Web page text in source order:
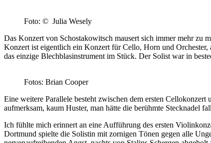
Foto: © Julia Wesely
Das Konzert von Schostakowitsch mausert sich immer mehr zu
Konzert ist eigentlich ein Konzert für Cello, Horn und
das einzige Blechblasinstrument im Stück. Der Solist war in
Fotos: Brian Cooper
Eine weitere Parallele besteht zwischen dem ersten
aufmerksam, kaum Huster, man hätte die berühmte Stecknadel
Ich fühlte mich erinnert an eine Aufführung des ersten
Dortmund spielte die Solistin mit zornigen Tönen gegen alle